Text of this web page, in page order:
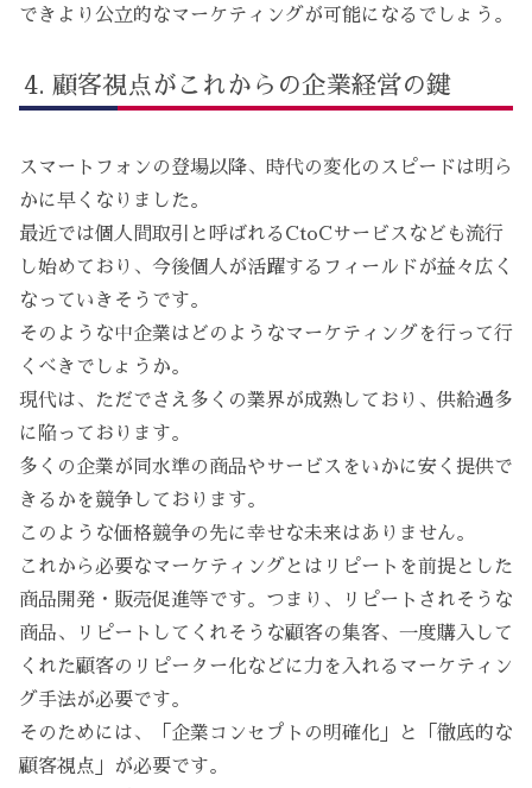
できより公立的なマーケティングが可能になるでしょう。
顧客視点がこれからの企業経営の鍵
スマートフォンの登場以降、時代の変化のスピードは明ら
かに早くなりました。
最近では個人間取引と呼ばれるCtoCサービスなども流行
し始めており、今後個人が活躍するフィールドが益々広く
なっていきそうです。
そのような中企業はどのようなマーケティングを行って行
くべきでしょうか。
現代は、ただでさえ多くの業界が成熟しており、供給過多
に陥っております。
多くの企業が同水準の商品やサービスをいかに安く提供で
きるかを競争しております。
このような価格競争の先に幸せな未来はありません。
これから必要なマーケティングとはリピートを前提とした
商品開発・販売促進等です。つまり、リピートされそうな
商品、リピートしてくれそうな顧客の集客、一度購入して
くれた顧客のリピーター化などに力を入れるマーケティン
グ手法が必要です。
そのためには、「企業コンセプトの明確化」と「徹底的な
顧客視点」が必要です。